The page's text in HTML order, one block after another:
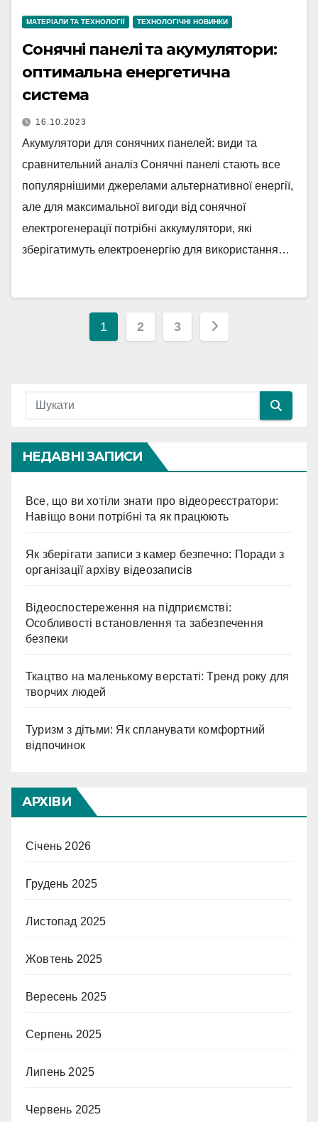
МАТЕРІАЛИ ТА ТЕХНОЛОГІЇ ТЕХНОЛОГІЧНІ НОВИНКИ
Сонячні панелі та акумулятори:
оптимальна енергетична
система
16.10.2023
Акумулятори для сонячних панелей: види та
сравнительний аналіз Сонячні панелі стають все
популярнішими джерелами альтернативної енергії,
але для максимальної вигоди від сонячної
електрогенерації потрібні аккумулятори, які
зберігатимуть електроенергію для використання…
Навігація
1 2 3
НЕДАВНІ ЗАПИСИ
Все, що ви хотіли знати про відеореєстратори:
Навіщо вони потрібні та як працюють
Як зберігати записи з камер безпечно: Поради з
організації архіву відеозаписів
Відеоспостереження на підприємстві:
Особливості встановлення та забезпечення
безпеки
Ткацтво на маленькому верстаті: Тренд року для
творчих людей
Туризм з дітьми: Як спланувати комфортний
відпочинок
АРХІВИ
Січень 2026
Грудень 2025
Листопад 2025
Жовтень 2025
Вересень 2025
Серпень 2025
Липень 2025
Червень 2025